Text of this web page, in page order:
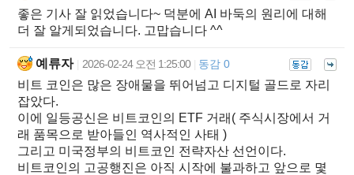
좋은 기사 잘 읽었습니다~ 덕분에 AI 바둑의 원리에 대해
더 잘 알게되었습니다. 고맙습니다 ^^
예류자 2026-02-24 오전 1:25:00 동감 0
비트 코인은 많은 장애물을 뛰어넘고 디지털 골드로 자리
잡았다.
이에 일등공신은 비트코인의 ETF 거래( 주식시장에서 거
래 품목으로 받아들인 역사적인 사태 )
그리고 미국정부의 비트코인 전략자산 선언이다.
비트코인의 고공행진은 아직 시작에 불과하고 앞으로 몇